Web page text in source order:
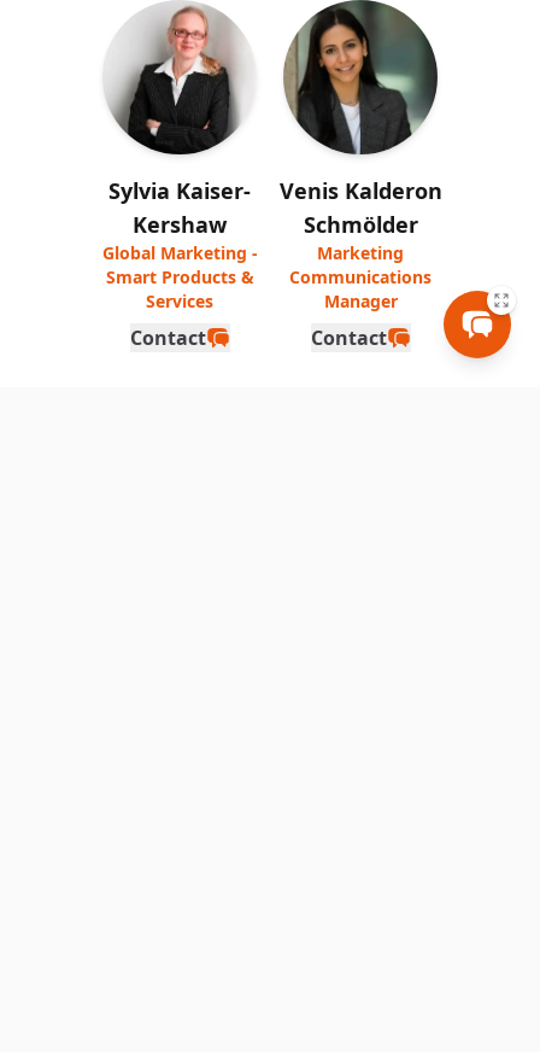
Sylvia Kaiser-
Kershaw
Global Marketing -
Smart Products &
Services
Contact
Venis Kalderon
Schmölder
Marketing
Communications
Manager
Contact